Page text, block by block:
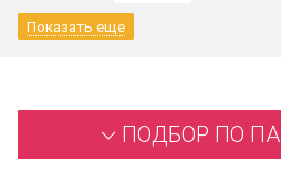
Показать еще
ПОДБОР ПО